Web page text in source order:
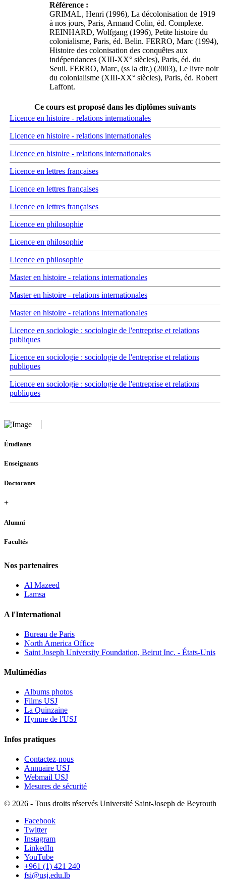
Référence :
GRIMAL, Henri (1996), La décolonisation de 1919
à nos jours, Paris, Armand Colin, éd. Complexe.
REINHARD, Wolfgang (1996), Petite histoire du
colonialisme, Paris, éd. Belin. FERRO, Marc (1994),
Histoire des colonisation des conquêtes aux
indépendances (XIII-XX° siècles), Paris, éd. du
Seuil. FERRO, Marc, (ss la dir.) (2003), Le livre noir
du colonialisme (XIII-XX° siècles), Paris, éd. Robert
Laffont.
Ce cours est proposé dans les diplômes suivants
Licence en histoire - relations internationales
Licence en histoire - relations internationales
Licence en histoire - relations internationales
Licence en lettres françaises
Licence en lettres françaises
Licence en lettres françaises
Licence en philosophie
Licence en philosophie
Licence en philosophie
Master en histoire - relations internationales
Master en histoire - relations internationales
Master en histoire - relations internationales
Licence en sociologie : sociologie de l'entreprise et relations
publiques
Licence en sociologie : sociologie de l'entreprise et relations
publiques
Licence en sociologie : sociologie de l'entreprise et relations
publiques
Étudiants
Enseignants
Doctorants
+
Alumni
Facultés
Nos partenaires
Al Mazeed
Lamsa
A l'International
Bureau de Paris
North America Office
Saint Joseph University Foundation, Beirut Inc. - États-Unis
Multimédias
Albums photos
Films USJ
La Quinzaine
Hymne de l'USJ
Infos pratiques
Contactez-nous
Annuaire USJ
Webmail USJ
Mesures de sécurité
© 2026 - Tous droits réservés Université Saint-Joseph de Beyrouth
Facebook
Twitter
Instagram
LinkedIn
YouTube
+961 (1) 421 240
fsi@usj.edu.lb